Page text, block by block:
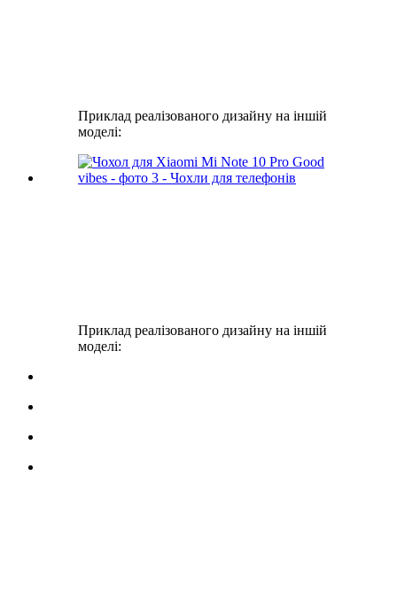
Приклад реалізованого дизайну на іншій
моделі:
Приклад реалізованого дизайну на іншій
моделі: